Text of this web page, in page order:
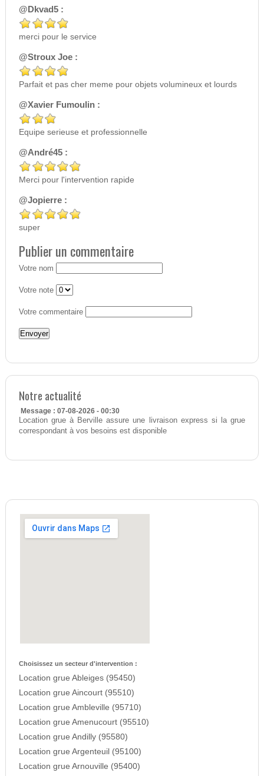
@Dkvad5 :
merci pour le service
@Stroux Joe :
Parfait et pas cher meme pour objets volumineux et lourds
@Xavier Fumoulin :
Equipe serieuse et professionnelle
@André45 :
Merci pour l'intervention rapide
@Jopierre :
super
Publier un commentaire
Votre nom
Votre note
Votre commentaire
Notre actualité
Message : 07-08-2026 - 00:30
Location grue à Berville assure une livraison express si la grue
correspondant à vos besoins est disponible
Choisissez un secteur d'intervention :
Location grue Ableiges (95450)
Location grue Aincourt (95510)
Location grue Ambleville (95710)
Location grue Amenucourt (95510)
Location grue Andilly (95580)
Location grue Argenteuil (95100)
Location grue Arnouville (95400)